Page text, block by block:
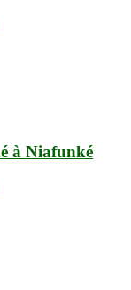
à Niafunké